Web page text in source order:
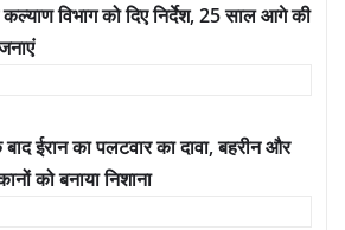
विभाग को दिए निर्देश, 25 साल आगे की
ईरान का पलटवार का दावा, बहरीन और
को बनाया निशाना